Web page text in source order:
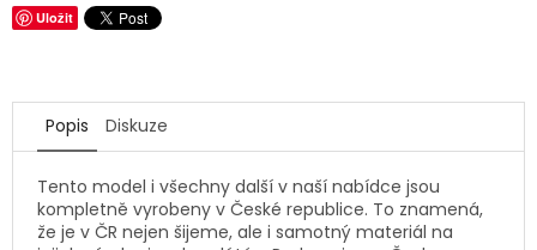
Uložit
Popis Diskuze
Tento model i všechny další v naší nabídce jsou
kompletně vyrobeny v České republice. To znamená,
že je v ČR nejen šijeme, ale i samotný materiál na